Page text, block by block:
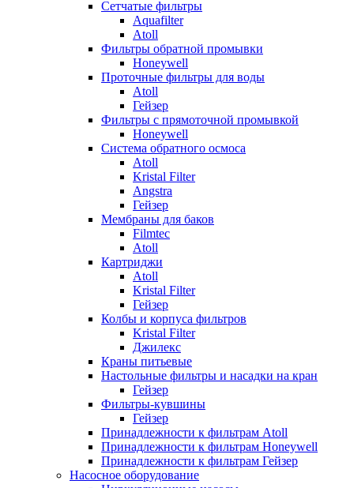
Сетчатые фильтры
Aquafilter
Atoll
Фильтры обратной промывки
Honeywell
Проточные фильтры для воды
Atoll
Гейзер
Фильтры с прямоточной промывкой
Honeywell
Система обратного осмоса
Atoll
Kristal Filter
Angstra
Гейзер
Мембраны для баков
Filmtec
Atoll
Картриджи
Atoll
Kristal Filter
Гейзер
Колбы и корпуса фильтров
Kristal Filter
Джилекс
Краны питьевые
Настольные фильтры и насадки на кран
Гейзер
Фильтры-кувшины
Гейзер
Принадлежности к фильтрам Atoll
Принадлежности к фильтрам Honeywell
Принадлежности к фильтрам Гейзер
Насосное оборудование